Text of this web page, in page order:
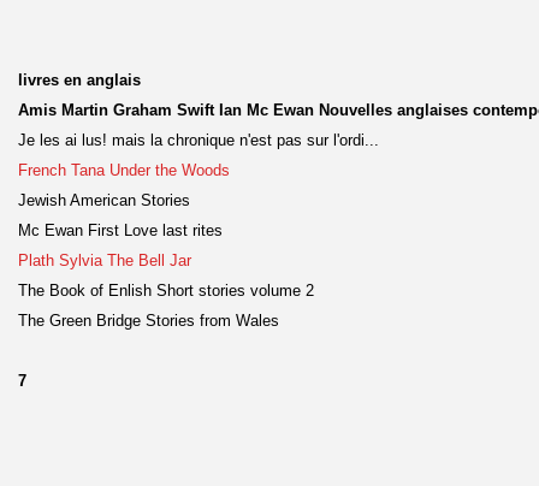
livres en anglais
Amis Martin Graham Swift Ian Mc Ewan Nouvelles anglaises
Je les ai lus! mais la chronique n'est pas sur l'ordi...
French Tana Under the Woods
Jewish American Stories
Mc Ewan First Love last rites
Plath Sylvia The Bell Jar
The Book of Enlish Short stories volume 2
The Green Bridge Stories from Wales
7